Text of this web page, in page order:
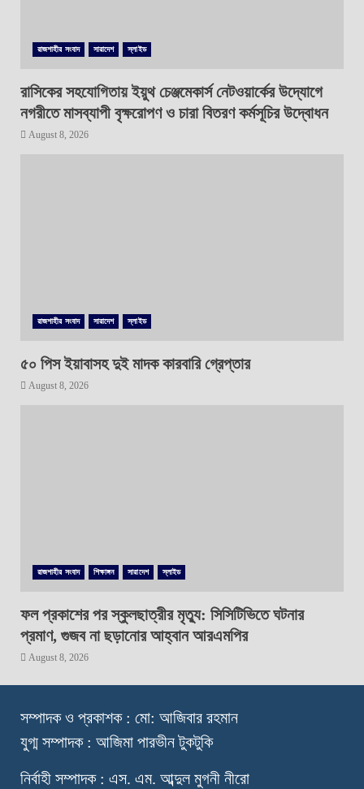
রাজশাহীর সংবাদ সারাদেশ স্লাইড
রাসিকের সহযোগিতায় ইয়ুথ চেঞ্জমেকার্স নেটওয়ার্কের উদ্যোগে
নগরীতে মাসব্যাপী বৃক্ষরোপণ ও চারা বিতরণ কর্মসূচির উদ্বোধন
August 8, 2026
রাজশাহীর সংবাদ সারাদেশ স্লাইড
৫০ পিস ইয়াবাসহ দুই মাদক কারবারি গ্রেপ্তার
August 8, 2026
রাজশাহীর সংবাদ শিক্ষাঙ্গন সারাদেশ স্লাইড
ফল প্রকাশের পর স্কুলছাত্রীর মৃত্যু: সিসিটিভিতে ঘটনার
প্রমাণ, গুজব না ছড়ানোর আহ্বান আরএমপির
August 8, 2026
সম্পাদক ও প্রকাশক : মো: আজিবার রহমান
যুগ্ম সম্পাদক : আজিমা পারভীন টুকটুকি
নির্বাহী সম্পাদক : এস. এম. আব্দুল মুগনী নীরো